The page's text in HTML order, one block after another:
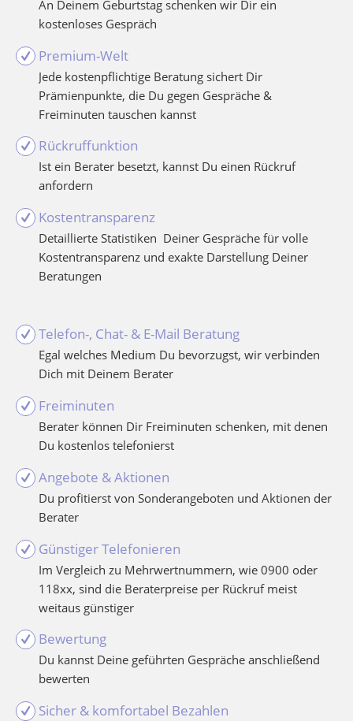
An Deinem Geburtstag schenken wir Dir ein
kostenloses Gespräch
Premium-Welt
Jede kostenpflichtige Beratung sichert Dir
Prämienpunkte, die Du gegen Gespräche &
Freiminuten tauschen kannst
Rückruffunktion
Ist ein Berater besetzt, kannst Du einen Rückruf
anfordern
Kostentransparenz
Detaillierte Statistiken Deiner Gespräche für volle
Kostentransparenz und exakte Darstellung Deiner
Beratungen
Telefon-, Chat- & E-Mail Beratung
Egal welches Medium Du bevorzugst, wir verbinden
Dich mit Deinem Berater
Freiminuten
Berater können Dir Freiminuten schenken, mit denen
Du kostenlos telefonierst
Angebote & Aktionen
Du profitierst von Sonderangeboten und Aktionen der
Berater
Günstiger Telefonieren
Im Vergleich zu Mehrwertnummern, wie 0900 oder
118xx, sind die Beraterpreise per Rückruf meist
weitaus günstiger
Bewertung
Du kannst Deine geführten Gespräche anschließend
bewerten
Sicher & komfortabel Bezahlen